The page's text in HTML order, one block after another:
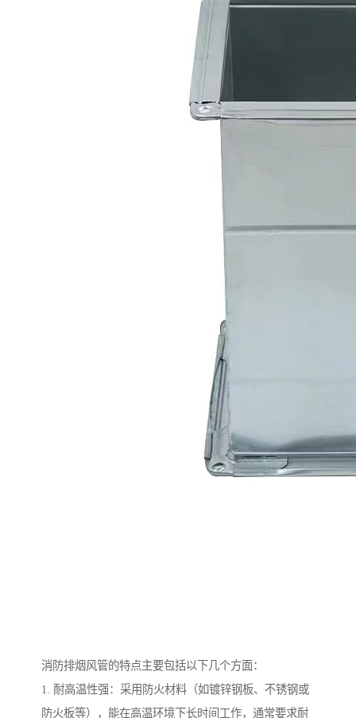
消防排烟风管的特点主要包括以下几个方面：
1. 耐高温性强：采用防火材料（如镀锌钢板、不锈钢或
防火板等），能在高温环境下长时间工作，通常要求耐